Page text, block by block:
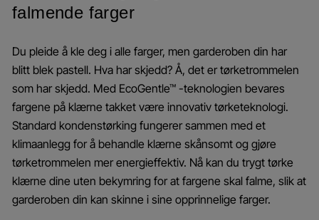
falmende farger
Du pleide å kle deg i alle farger, men garderoben din har
blitt blek pastell. Hva har skjedd? Å, det er tørketrommelen
som har skjedd. Med EcoGentle™ -teknologien bevares
fargene på klærne takket være innovativ tørketeknologi.
Standard kondenstørking fungerer sammen med et
klimaanlegg for å behandle klærne skånsomt og gjøre
tørketrommelen mer energieffektiv. Nå kan du trygt tørke
klærne dine uten bekymring for at fargene skal falme, slik at
garderoben din kan skinne i sine opprinnelige farger.